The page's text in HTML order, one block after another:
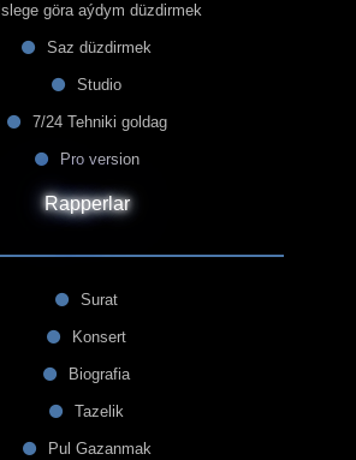
Islege göra aýdym düzdirmek
Saz düzdirmek
Studio
7/24 Tehniki goldag
Pro version
Rapperlar
Surat
Konsert
Biografia
Tazelik
Pul Gazanmak